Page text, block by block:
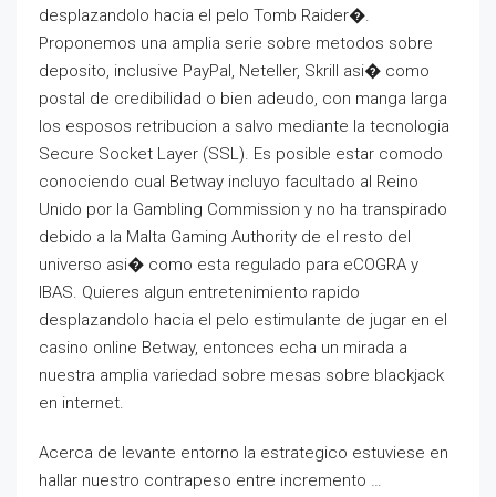
desplazandolo hacia el pelo Tomb Raider�.
Proponemos una amplia serie sobre metodos sobre
deposito, inclusive PayPal, Neteller, Skrill asi� como
postal de credibilidad o bien adeudo, con manga larga
los esposos retribucion a salvo mediante la tecnologia
Secure Socket Layer (SSL). Es posible estar comodo
conociendo cual Betway incluyo facultado al Reino
Unido por la Gambling Commission y no ha transpirado
debido a la Malta Gaming Authority de el resto del
universo asi� como esta regulado para eCOGRA y
IBAS. Quieres algun entretenimiento rapido
desplazandolo hacia el pelo estimulante de jugar en el
casino online Betway, entonces echa un mirada a
nuestra amplia variedad sobre mesas sobre blackjack
en internet.
Acerca de levante entorno la estrategico estuviese en
hallar nuestro contrapeso entre incremento …